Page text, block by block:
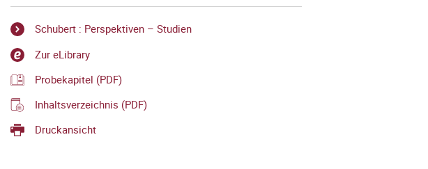
Schubert : Perspektiven – Studien
Zur eLibrary
Probekapitel (PDF)
Inhaltsverzeichnis (PDF)
Druckansicht